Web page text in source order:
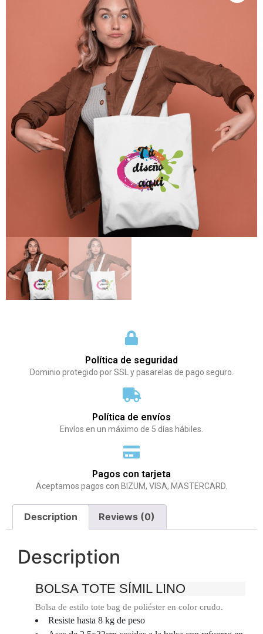
Política de seguridad
Dominio protegido por SSL y pasarelas de pago seguro.
Política de envíos
Envíos en un máximo de 5 días hábiles.
Pagos con tarjeta
Aceptamos pagos con BIZUM, VISA, MASTERCARD.
Description Reviews (0)
Description
BOLSA TOTE SÍMIL LINO
Bolsa de estilo tote bag de poliéster en color crudo.
Resiste hasta 8 kg de peso